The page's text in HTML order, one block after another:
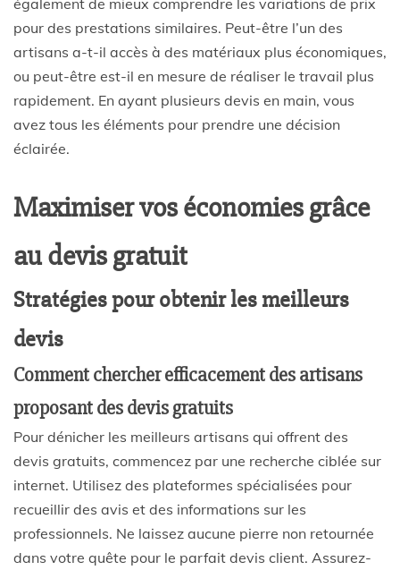
également de mieux comprendre les variations de prix
pour des prestations similaires. Peut-être l’un des
artisans a-t-il accès à des matériaux plus économiques,
ou peut-être est-il en mesure de réaliser le travail plus
rapidement. En ayant plusieurs devis en main, vous
avez tous les éléments pour prendre une décision
éclairée.
Maximiser vos économies grâce
au devis gratuit
Stratégies pour obtenir les meilleurs
devis
Comment chercher efficacement des artisans
proposant des devis gratuits
Pour dénicher les meilleurs artisans qui offrent des
devis gratuits, commencez par une recherche ciblée sur
internet. Utilisez des plateformes spécialisées pour
recueillir des avis et des informations sur les
professionnels. Ne laissez aucune pierre non retournée
dans votre quête pour le parfait devis client. Assurez-